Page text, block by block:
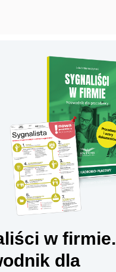
w firmie.
dla